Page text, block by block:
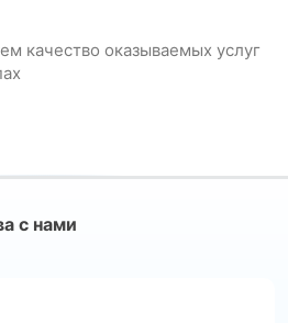
качество оказываемых услуг
с нами